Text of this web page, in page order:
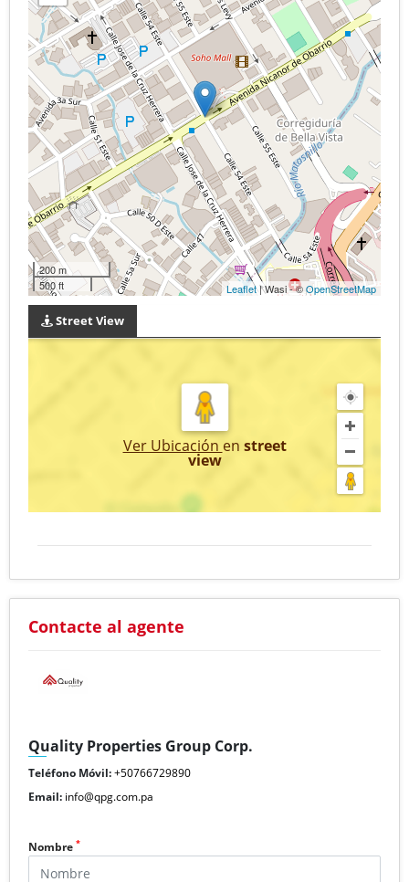
200 m
500 ft
Leaflet| Wasi - ©OpenStreetMap
Street View
Ver Ubicación en street
view
Contacte al agente
Quality Properties Group Corp.
Teléfono Móvil:+50766729890
Email: info@qpg.com.pa
Nombre *